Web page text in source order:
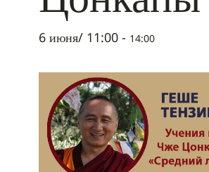
6 июня/ 11:00 - 14:00